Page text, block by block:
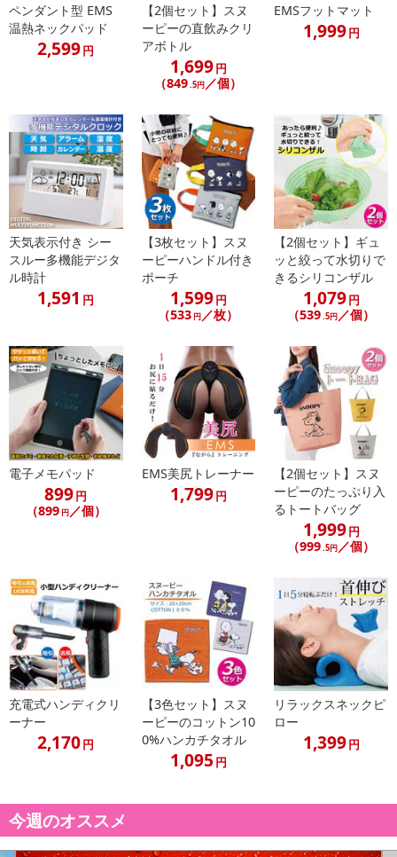
注意事項
【賞味・消費期限のある商品について】
商品到着時点でのお日持ち期間は、配送日数などにより異なります
【キャンセルについて】
※お申込み後のキャンセルはお受けできません。
記載されている内容を必ずご確認いただき、お届けする商品セット
にご納得いただきましたうえでお申し込みください。
※パッケージ変更や商品リニューアル（成分など含む）等により、
参考の掲載画像や画像内のバーコードなど、お届け商品と多少異な
る場合がございます。
また、[新たな加工食品の原料原産地表示制度]の経過措置期間の終
了により、商品詳細内に記載の原産国・原材料の表記が旧表記の場
あらかじめご了承いただいた上でお申込みください。なお、本理由
によるお申込み後のキャンセル・返品交換は対応いたしかねます。
【お支払いについて】
※送料はお試し費用に含まれております。
※d払い、PayPay、au PAY、au PAY（auかんたん決済）、ソフトバ
ンクまとめて支払い、楽天ペイ、メルペイ、AEON Pay、Amazon
Payでお支払いの場合、決済のため外部サイトへ遷移します。
※予約商品は決済手段ごとに定められた決済期限日にお支払いを完
了することがございます。ご了承いただいたうえでお申し込みくだ
【配送伝票番号について】
※配送形態がメール便の商品については、商品の発送完了後、配送
伝票番号がマイページに表示されない場合もございます。
【配送日時の指定について】
※配送日時の指定が可能な商品の場合、商品によってご指定できる
配送日、配送時間が異なる可能性がございます。
カート機能をご利用の場合は、配送日時指定をご利用いただけませ
発送日カレンダー
ペンダント型 EMS
温熱ネックパッド
2,599円
【2個セット】スヌ
ーピーの直飲みクリ
アボトル
1,699円
（849.5円／個）
EMSフットマット
1,999円
天気表示付き シー
スルー多機能デジタ
ル時計
1,591 円
【3枚セット】スヌ
ーピーハンドル付き
ポーチ
1,599円
（533 円／枚）
【2個セット】ギュ
ッと絞って水切りで
きるシリコンザル
1,079円
（539.5円／個）
電子メモパッド
899円
（899 円／個）
EMS美尻トレーナー
1,799円
【2個セット】スヌ
ーピーのたっぷり入
るトートバッグ
1,999円
（999.5円 ／個）
充電式ハンディクリ
ーナー
2,170円
【3色セット】スヌ
ーピーのコットン10
0%ハンカチタオル
1,095 円
リラックスネックピ
ロー
1,399円
今週のオススメ